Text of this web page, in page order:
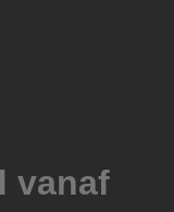
vanaf